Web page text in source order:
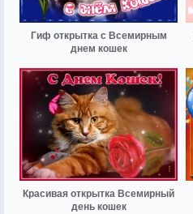
Гиф открытка с Всемирным
днем кошек
Красивая открытка Всемирный
день кошек